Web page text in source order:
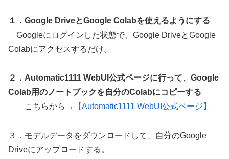
１．Google DriveとGoogle Colabを使えるようにする
Googleにログインした状態で、Google DriveとGoogle
Colabにアクセスするだけ。
２．Automatic1111 WebUI公式ページに行って、Google
Colab用のノートブックを自分のColabにコピーする
こちらから→
【Automatic1111 WebUI公式ページ】
３．モデルデータをダウンロードして、自分のGoogle
Driveにアップロードする。